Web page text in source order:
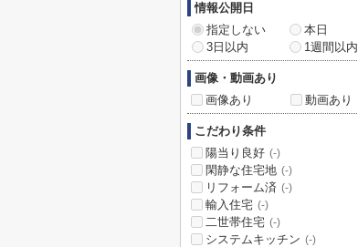
情報公開日
指定しない
本日
3日以内
1週間以内
画像・動画あり
画像あり
動画あり
こだわり条件
陽当り良好 (-)
閑静な住宅地 (-)
リフォーム済 (-)
輸入住宅 (-)
二世帯住宅 (-)
システムキッチン (-)